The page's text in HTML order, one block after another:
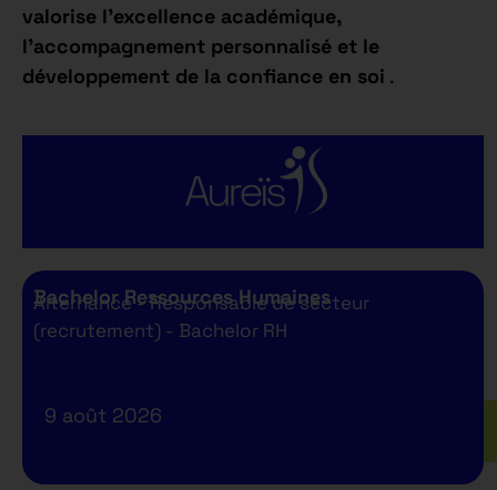
valorise l’excellence académique,
l’accompagnement personnalisé et le
développement de la confiance en soi .
Bachelor Ressources Humaines
Alternance - Responsable de secteur
(recrutement) - Bachelor RH
9 août 2026